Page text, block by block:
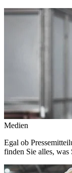
Medien
Egal ob
finden Sie alles, was